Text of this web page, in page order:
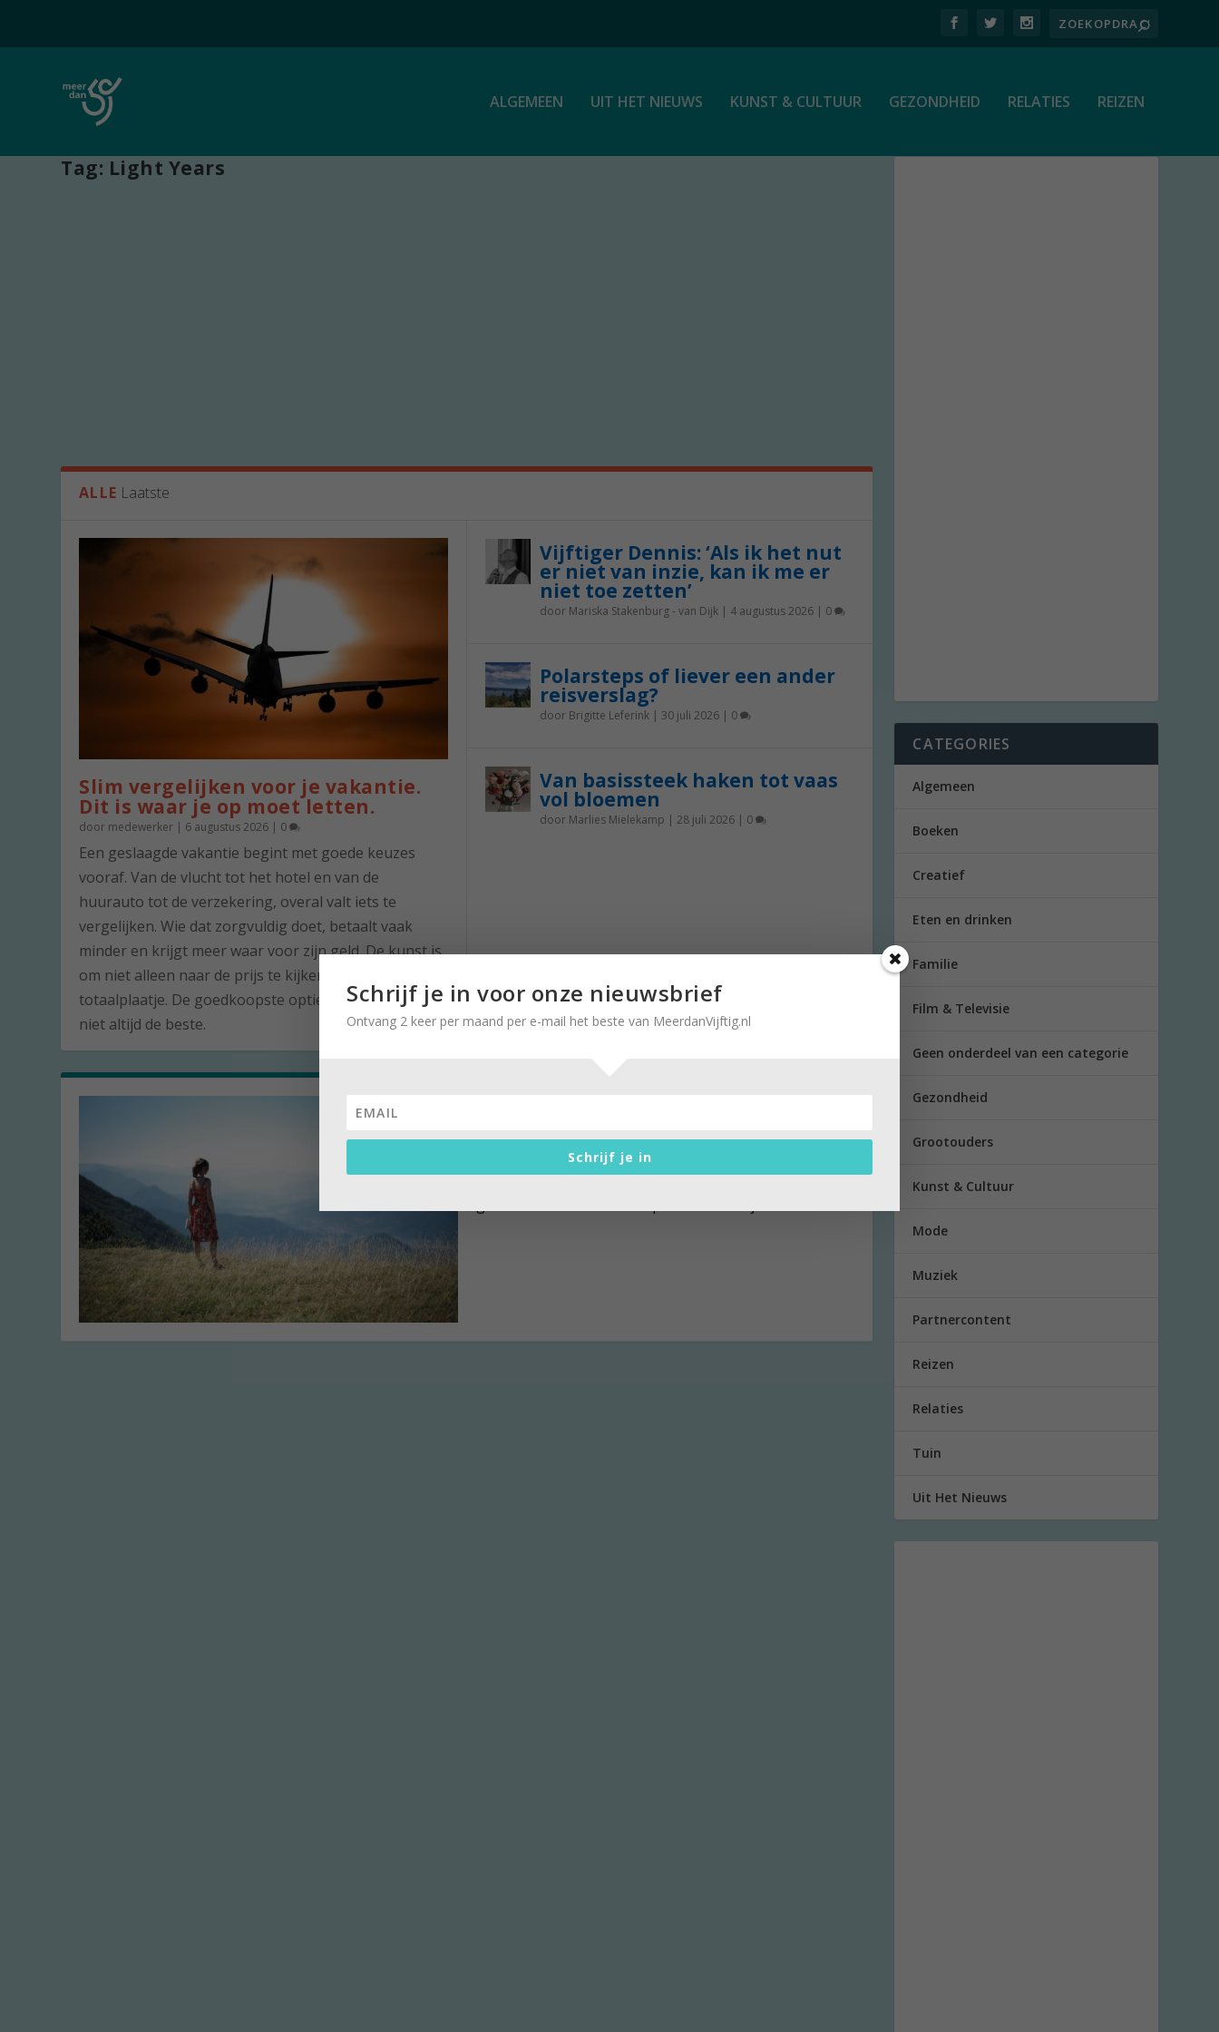
ALGEMEEN UIT HET NIEUWS KUNST & CULTUUR GEZONDHEID RELATIES REIZEN
Tag: Light Years
ALLE Laatste
Slim vergelijken voor je vakantie.
Dit is waar je op moet letten.
door medewerker | 6 augustus 2026 | 0
Een geslaagde vakantie begint met goede keuzes
vooraf. Van de vlucht tot het hotel en van de
huurauto tot de verzekering, overal valt iets te
vergelijken. Wie dat zorgvuldig doet, betaalt vaak
minder en krijgt meer waar voor zijn geld. De kunst is
om niet alleen naar de prijs te kijken, maar naar het
totaalplaatje. De goedkoopste optie is namelijk lang
niet altijd de beste.
Vijftiger Dennis: ‘Als ik het nut
er niet van inzie, kan ik me er
niet toe zetten’
door Mariska Stakenburg - van Dijk| 4 augustus 2026| 0
Polarsteps of liever een ander
reisverslag?
door Brigitte Leferink| 30 juli 2026| 0
Van basissteek haken tot vaas
vol bloemen
door Marlies Mielekamp | 28 juli 2026| 0
Wiette van Klingeren| 15 oktober 2016
Na een half uur in de file passeer ik twee zwaar
CATEGORIES
Algemeen
Boeken
Creatief
Eten en drinken
Familie
Film & Televisie
Geen onderdeel van een categorie
Gezondheid
Grootouders
Kunst & Cultuur
Mode
Muziek
Partnercontent
Reizen
Relaties
Tuin
Uit Het Nieuws
Schrijf je in voor onze nieuwsbrief
Ontvang 2 keer per maand per e-mail het beste van MeerdanVijftig.nl
Schrijf je in